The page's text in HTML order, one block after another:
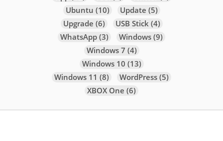
Ubuntu (10) Update (5)
Upgrade (6) USB Stick(4)
WhatsApp(3) Windows(9)
Windows 7 (4)
Windows 10 (13)
Windows 11 (8) WordPress(5)
XBOX One (6)